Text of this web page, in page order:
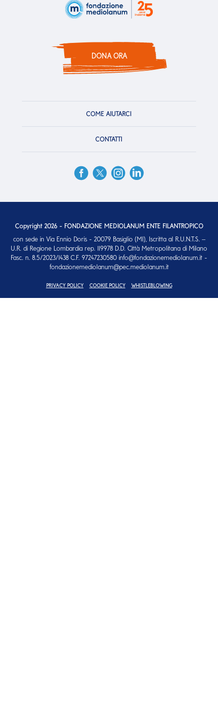
DONA ORA
COME AIUTARCI
CONTATTI
Copyright 2026 - FONDAZIONE MEDIOLANUM ENTE FILANTROPICO
con sede in Via Ennio Doris - 20079 Basiglio (MI), Iscritta al R.U.N.T.S. –
U.R. di Regione Lombardia rep. 119978 D.D. Città Metropolitana di Milano
Fasc. n. 8.5/2023/1438 C.F. 97247230580 info@fondazionemediolanum.it -
fondazionemediolanum@pec.mediolanum.it
PRIVACY POLICY COOKIE POLICY WHISTLEBLOWING